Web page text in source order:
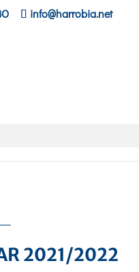
info@harrobia.net
2021/2022